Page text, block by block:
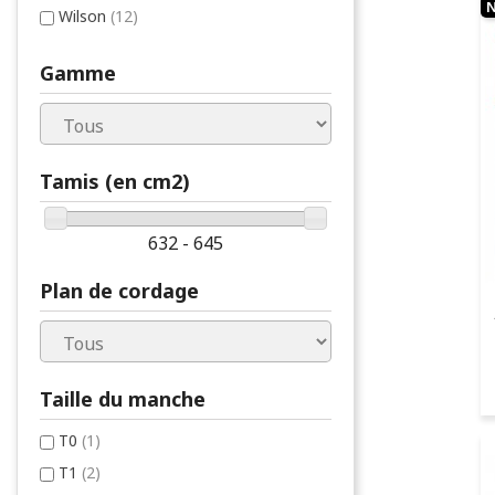
Wilson (12)
Gamme
Tamis (en cm2)
632 - 645
Plan de cordage
Taille du manche
T0 (1)
T1 (2)